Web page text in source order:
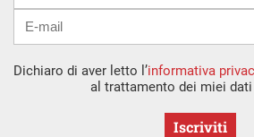
Dichiaro di aver letto l’informativa
al trattamento dei miei
Iscriviti